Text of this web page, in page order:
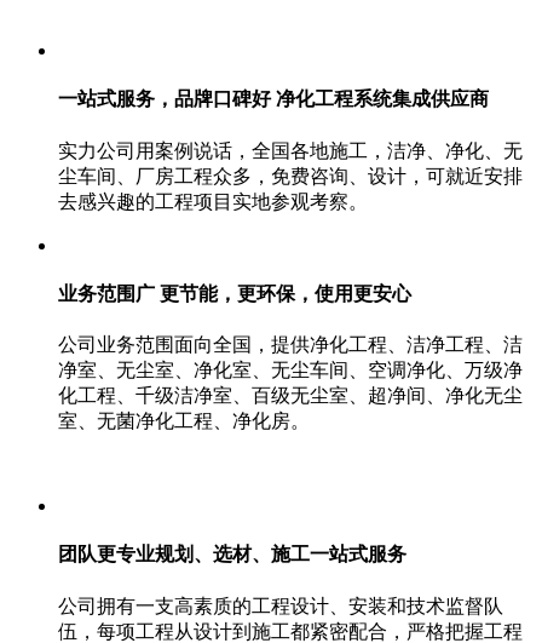
一站式服务，品牌口碑好 净化工程系统集成供应商
实力公司用案例说话，全国各地施工，洁净、净化、无
尘车间、厂房工程众多，免费咨询、设计，可就近安排
去感兴趣的工程项目实地参观考察。
业务范围广 更节能，更环保，使用更安心
公司业务范围面向全国，提供净化工程、洁净工程、洁
净室、无尘室、净化室、无尘车间、空调净化、万级净
化工程、千级洁净室、百级无尘室、超净间、净化无尘
室、无菌净化工程、净化房。
团队更专业规划、选材、施工一站式服务
公司拥有一支高素质的工程设计、安装和技术监督队
伍，每项工程从设计到施工都紧密配合，严格把握工程